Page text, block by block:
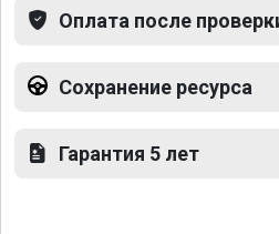
Оплата после
Сохранение ресурса
Гарантия 5 лет